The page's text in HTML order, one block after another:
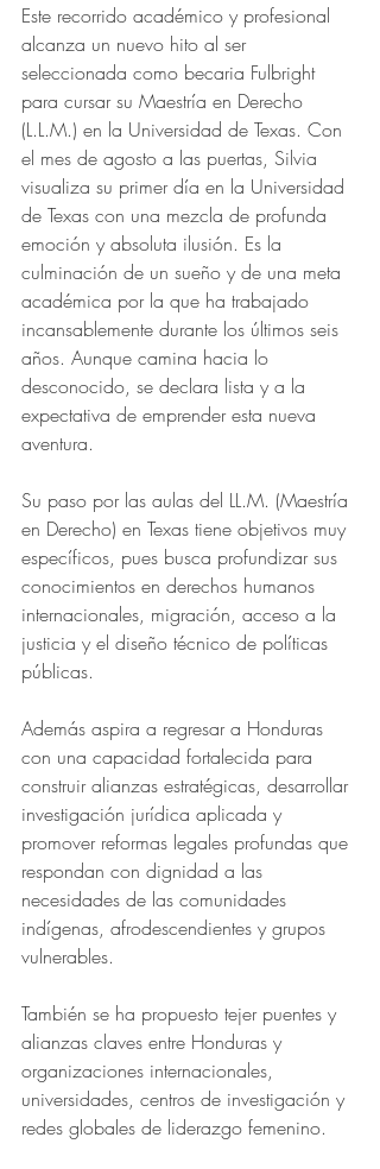
Este recorrido académico y profesional
alcanza un nuevo hito al ser
seleccionada como becaria Fulbright
para cursar su Maestría en Derecho
(L.L.M.) en la Universidad de Texas. Con
el mes de agosto a las puertas, Silvia
visualiza su primer día en la Universidad
de Texas con una mezcla de profunda
emoción y absoluta ilusión. Es la
culminación de un sueño y de una meta
académica por la que ha trabajado
incansablemente durante los últimos seis
años. Aunque camina hacia lo
desconocido, se declara lista y a la
expectativa de emprender esta nueva
aventura.
Su paso por las aulas del LL.M. (Maestría
en Derecho) en Texas tiene objetivos muy
específicos, pues busca profundizar sus
conocimientos en derechos humanos
internacionales, migración, acceso a la
justicia y el diseño técnico de políticas
públicas.
Además aspira a regresar a Honduras
con una capacidad fortalecida para
construir alianzas estratégicas, desarrollar
investigación jurídica aplicada y
promover reformas legales profundas que
respondan con dignidad a las
necesidades de las comunidades
indígenas, afrodescendientes y grupos
vulnerables.
También se ha propuesto tejer puentes y
alianzas claves entre Honduras y
organizaciones internacionales,
universidades, centros de investigación y
redes globales de liderazgo femenino.